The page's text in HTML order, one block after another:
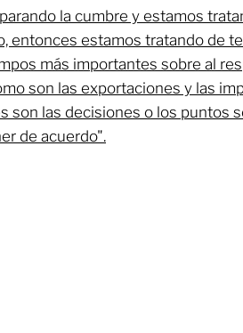
la cumbre y estamos
entonces estamos tratando de
más importantes sobre al
son las exportaciones y las
son las decisiones o los puntos
de acuerdo".